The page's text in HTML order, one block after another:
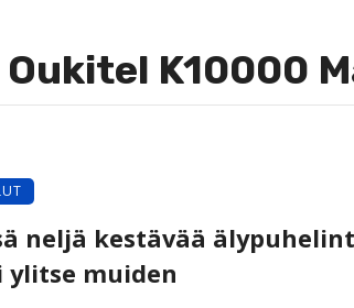
Oukitel K10000
neljä kestävää
ylitse muiden